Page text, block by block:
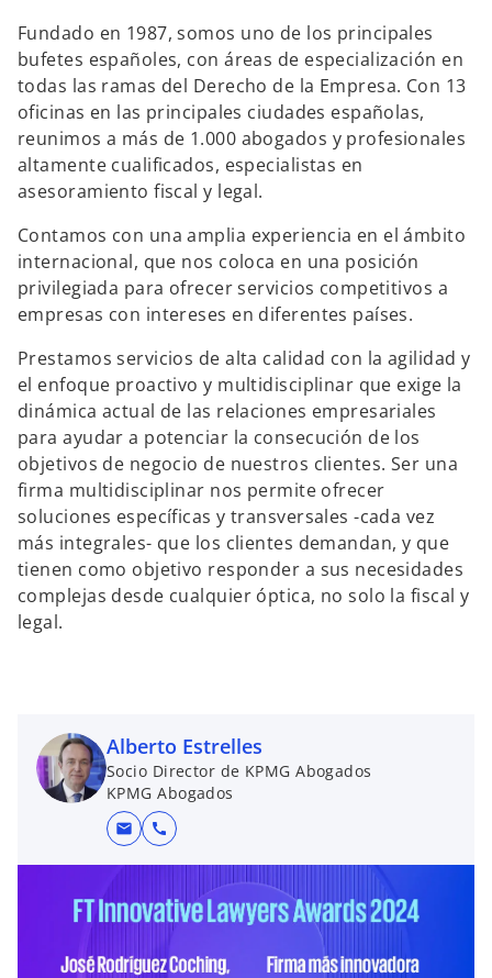
p
s
a
a
u
v
p
e
s
a
a
n
u
v
p
e
s
t
a
ñ
a
u
e
v
Fundado en 1987, somos uno de los principales
bufetes españoles, con áreas de especialización en
todas las ramas del Derecho de la Empresa. Con 13
oficinas en las principales ciudades españolas,
reunimos a más de 1.000 abogados y profesionales
altamente cualificados, especialistas en
asesoramiento fiscal y legal.
Contamos con una amplia experiencia en el ámbito
internacional, que nos coloca en una posición
privilegiada para ofrecer servicios competitivos a
empresas con intereses en diferentes países.
Prestamos servicios de alta calidad con la agilidad y
el enfoque proactivo y multidisciplinar que exige la
dinámica actual de las relaciones empresariales
para ayudar a potenciar la consecución de los
objetivos de negocio de nuestros clientes. Ser una
firma multidisciplinar nos permite ofrecer
soluciones específicas y transversales -cada vez
más integrales- que los clientes demandan, y que
tienen como objetivo responder a sus necesidades
complejas desde cualquier óptica, no solo la fiscal y
legal.
Alberto Estrelles
Socio Director de KPMG Abogados
KPMG Abogados
mail call